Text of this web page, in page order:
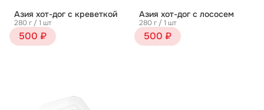
Азия хот-дог с креветкой
280 г / 1 шт
500 ₽
Азия хот-дог с лососем
280 г / 1 шт
500 ₽